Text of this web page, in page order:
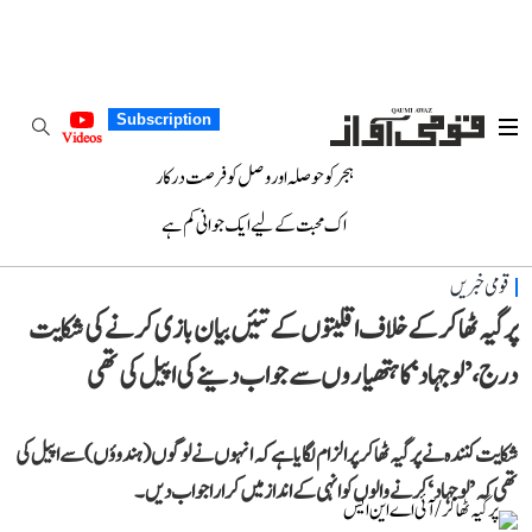
Subscription
Videos
ہجر کو حوصلہ اور وصل کو فرصت درکار
اک محبت کے لیے ایک جوانی کم ہے
قومی خبریں
پرگیہ ٹھاکر کے خلاف اقلیتوں کے تئیں بیان بازی کرنے کی شکایت
درج، ’لو جہاد‘ کا ہتھیاروں سے جواب دینے کی اپیل کی تھی
شکایت کنندہ نے پرگیہ ٹھاکر پر الزام لگایا ہے کہ انہوں نے لوگوں (ہندوؤں) سے اپیل کی
تھی کہ ’لو جہاد‘ کرنے والوں کو انہی کے انداز میں کرارا جواب دیں۔